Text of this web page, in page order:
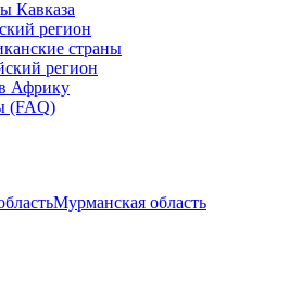
Кавказа
регион
страны
регион
Африку
(FAQ)
Мурманская область